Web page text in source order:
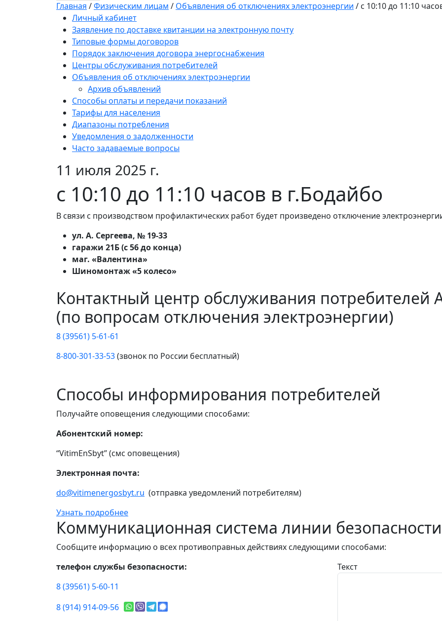
Главная /Физическим лицам / Объявления об отключениях электроэнергии / с 10:10 до 11:10
Личный кабинет
Заявление по доставке квитанции на электронную почту
Типовые формы договоров
Порядок заключения договора энергоснабжения
Центры обслуживания потребителей
Объявления об отключениях электроэнергии
Архив объявлений
Способы оплаты и передачи показаний
Тарифы для населения
Диапазоны потребления
Уведомления о задолженности
Часто задаваемые вопросы
11 июля 2025 г.
с 10:10 до 11:10 часов в г.Бодайбо
В связи с производством профилактических работ будет произведено отключение
ул. А. Сергеева, № 19-33
гаражи 21Б (с 56 до конца)
маг. «Валентина»
Шиномонтаж «5 колесо»
Контактный центр обслуживания потребителей
(по вопросам отключения электроэнергии)
8 (39561) 5-61-61
8-800-301-33-53(звонок по России бесплатный)
Способы информирования потребителей
Получайте оповещения следующими способами:
Абонентский номер:
“VitimEnSbyt” (смс оповещения)
Электронная почта:
do@vitimenergosbyt.ru (отправка уведомлений потребителям)
Узнать подробнее
Коммуникационная система линии безопасности
Сообщите информацию о всех противоправных действиях следующими способами:
телефон службы безопасности:
8 (39561) 5-60-11
8 (914) 914-09-56
Текст